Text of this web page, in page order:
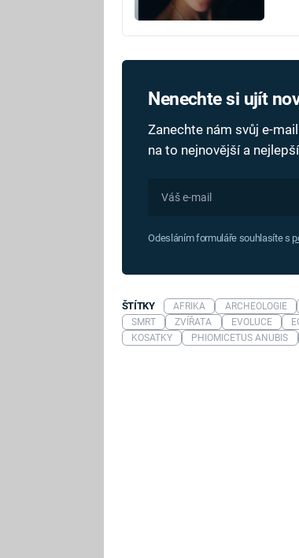
Nenechte si ujít
Zanechte nám svůj e-
na to nejnovější a
Odesláním formuláře souhlasíte s
ŠTÍTKY AFRIKA ARCHEOLOGIE
SMRT
ZVÍŘATA EVOLUCE
KOSATKY
PHIOMICETUS ANUBIS